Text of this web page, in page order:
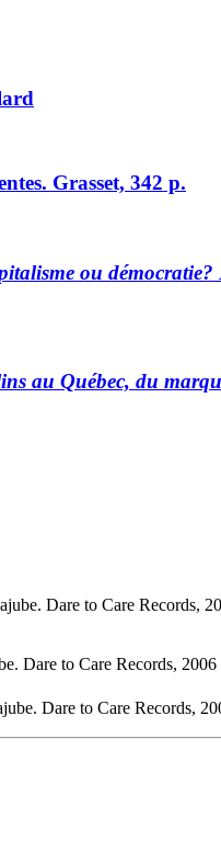
Grasset, 342 p.
ou
au Québec, du
Dare to Care Records,
Dare to Care Records, 2006
Dare to Care Records,